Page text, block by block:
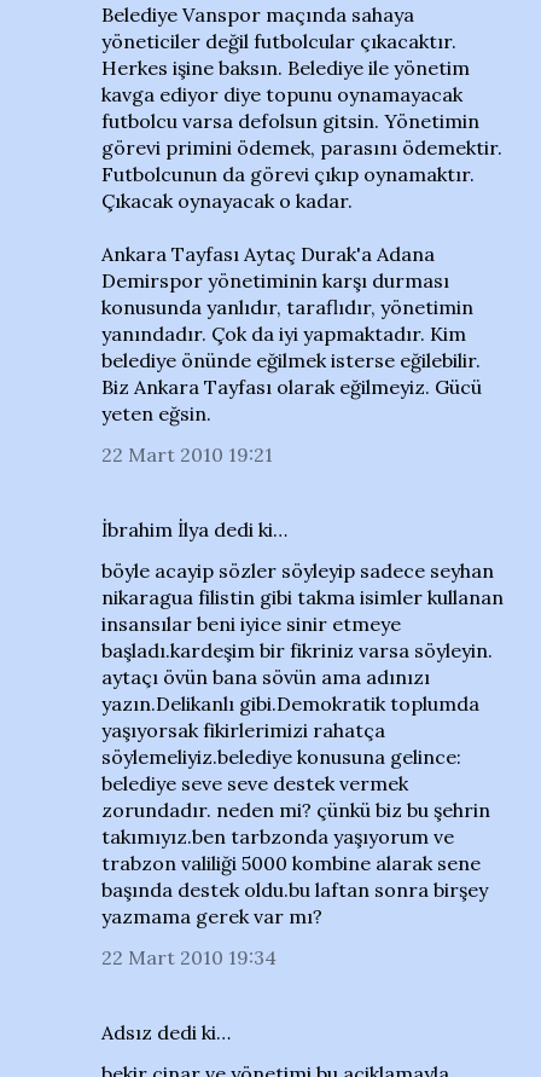
Belediye Vanspor maçında sahaya
yöneticiler değil futbolcular çıkacaktır.
Herkes işine baksın. Belediye ile yönetim
kavga ediyor diye topunu oynamayacak
futbolcu varsa defolsun gitsin. Yönetimin
görevi primini ödemek, parasını ödemektir.
Futbolcunun da görevi çıkıp oynamaktır.
Çıkacak oynayacak o kadar.
Ankara Tayfası Aytaç Durak'a Adana
Demirspor yönetiminin karşı durması
konusunda yanlıdır, taraflıdır, yönetimin
yanındadır. Çok da iyi yapmaktadır. Kim
belediye önünde eğilmek isterse eğilebilir.
Biz Ankara Tayfası olarak eğilmeyiz. Gücü
yeten eğsin.
22 Mart 2010 19:21
İbrahim İlya dedi ki…
böyle acayip sözler söyleyip sadece seyhan
nikaragua filistin gibi takma isimler kullanan
insansılar beni iyice sinir etmeye
başladı.kardeşim bir fikriniz varsa söyleyin.
aytaçı övün bana sövün ama adınızı
yazın.Delikanlı gibi.Demokratik toplumda
yaşıyorsak fikirlerimizi rahatça
söylemeliyiz.belediye konusuna gelince:
belediye seve seve destek vermek
zorundadır. neden mi? çünkü biz bu şehrin
takımıyız.ben tarbzonda yaşıyorum ve
trabzon valiliği 5000 kombine alarak sene
başında destek oldu.bu laftan sonra birşey
yazmama gerek var mı?
22 Mart 2010 19:34
Adsız dedi ki…